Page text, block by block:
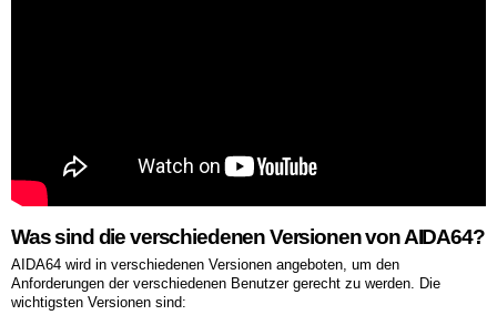
Was sind die verschiedenen Versionen von AIDA64?
AIDA64 wird in verschiedenen Versionen angeboten, um den
Anforderungen der verschiedenen Benutzer gerecht zu werden. Die
wichtigsten Versionen sind: